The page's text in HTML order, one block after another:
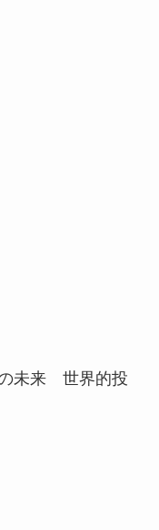
の未来 世界的投